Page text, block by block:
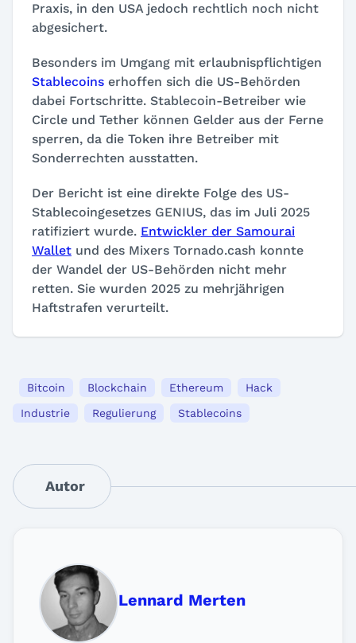
Praxis, in den USA jedoch rechtlich noch nicht
abgesichert.
Besonders im Umgang mit erlaubnispflichtigen
Stablecoins erhoffen sich die US-Behörden
dabei Fortschritte. Stablecoin-Betreiber wie
Circle und Tether können Gelder aus der Ferne
sperren, da die Token ihre Betreiber mit
Sonderrechten ausstatten.
Der Bericht ist eine direkte Folge des US-
Stablecoingesetzes GENIUS, das im Juli 2025
ratifiziert wurde. Entwickler der Samourai
Wallet und des Mixers Tornado.cash konnte
der Wandel der US-Behörden nicht mehr
retten. Sie wurden 2025 zu mehrjährigen
Haftstrafen verurteilt.
Bitcoin Blockchain Ethereum
Hack
Industrie
Regulierung Stablecoins
Autor
Lennard Merten